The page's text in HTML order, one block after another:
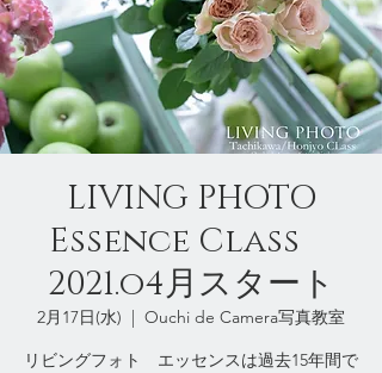
LIVING PHOTO
Essence Class
2021.o4月スタート
2月17日(水)
  |
Ouchi de Camera写真教室
リビングフォト エッセンスは過去15年間で